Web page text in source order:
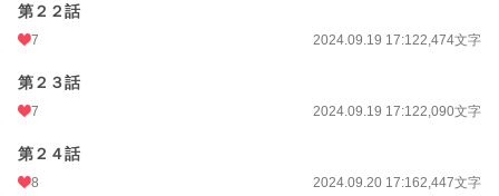
第２２話
7 2024.09.19 17:122,474文字
第２３話
7 2024.09.19 17:122,090文字
第２４話
8 2024.09.20 17:162,447文字